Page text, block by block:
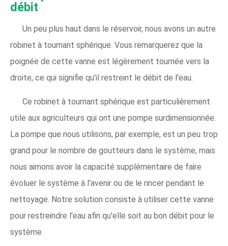
débit
Un peu plus haut dans le réservoir, nous avons un autre
robinet à tournant sphérique. Vous remarquerez que la
poignée de cette vanne est légèrement tournée vers la
droite, ce qui signifie qu'il restreint le débit de l'eau.
Ce robinet à tournant sphérique est particulièrement
utile aux agriculteurs qui ont une pompe surdimensionnée.
La pompe que nous utilisons, par exemple, est un peu trop
grand pour le nombre de goutteurs dans le système, mais
nous aimons avoir la capacité supplémentaire de faire
évoluer le système à l'avenir ou de le rincer pendant le
nettoyage. Notre solution consiste à utiliser cette vanne
pour restreindre l'eau afin qu'elle soit au bon débit pour le
système.